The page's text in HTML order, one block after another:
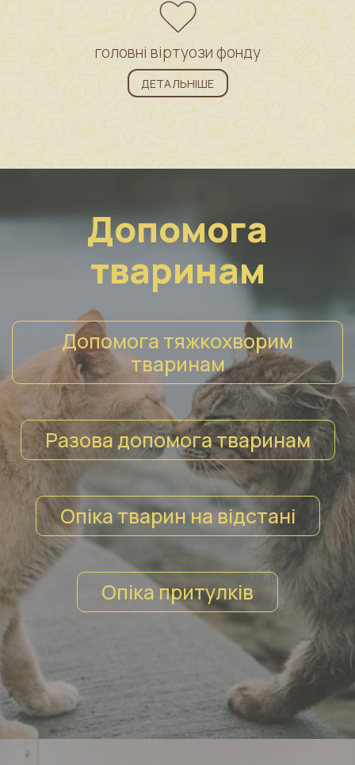
головні віртуози фонду
ДЕТАЛЬНІШЕ
Допомога
тваринам
Допомога тяжкохворим
тваринам
Разова допомога тваринам
Опіка тварин на відстані
Опіка притулків